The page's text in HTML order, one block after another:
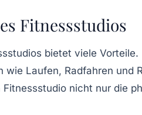
Fitnessstudios
bietet viele Vorteile.
wie Laufen, Radfahren und
Fitnessstudio nicht nur die